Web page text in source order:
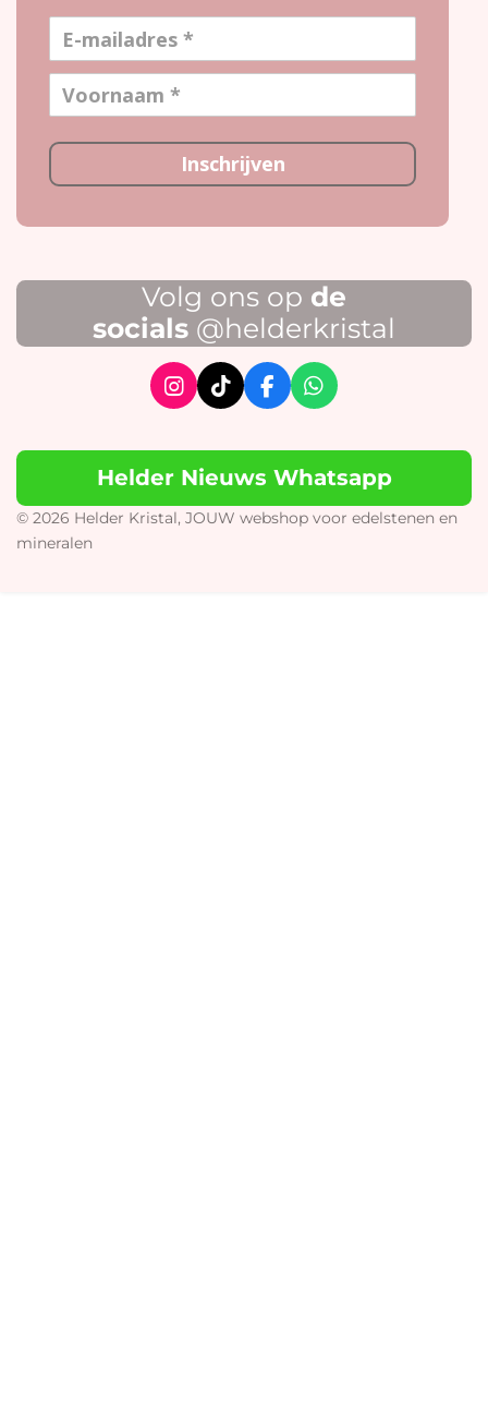
Inschrijven
Volg ons op de
socials @helderkristal
I
n
t
a
r
T
i
T
o
F
a
e
b
o
W
h
t
s
p
Helder Nieuws Whatsapp
© 2026 Helder Kristal, JOUW webshop voor edelstenen en
mineralen